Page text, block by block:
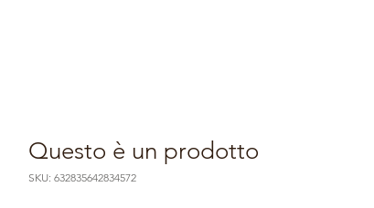
Questo è un prodotto
SKU: 632835642834572